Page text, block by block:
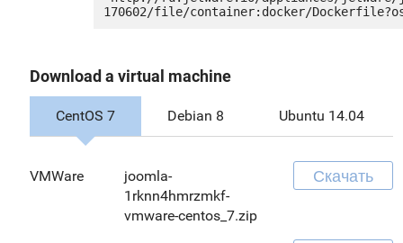
Download a virtual machine
CentOS 7 Debian 8 Ubuntu 14.04
VMWare
joomla-
1rknn4hmrzmkf-
vmware-centos_7.zip
Скачать